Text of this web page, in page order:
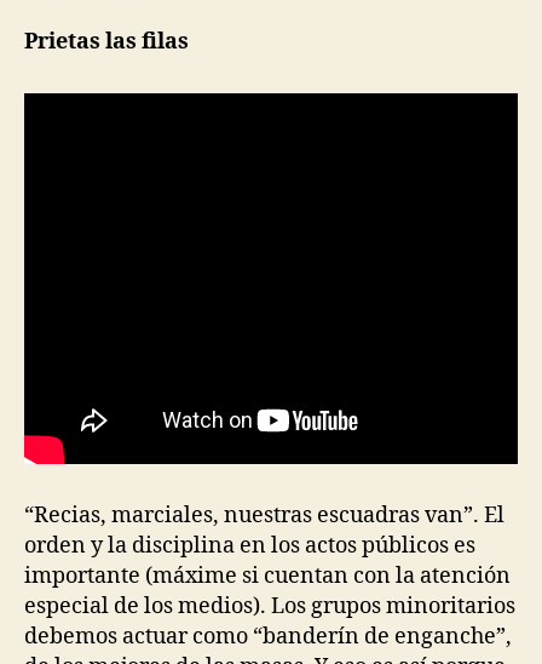
Prietas las filas
“Recias, marciales, nuestras escuadras van”. El
orden y la disciplina en los actos públicos es
importante (máxime si cuentan con la atención
especial de los medios). Los grupos minoritarios
debemos actuar como “banderín de enganche”,